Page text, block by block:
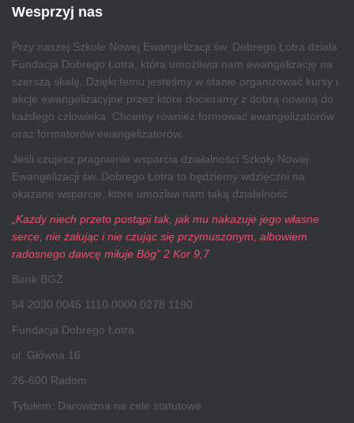
Wesprzyj nas
Przy naszej Szkole Nowej Ewangelizacji św. Dobrego Łotra działa
Fundacja Dobrego Łotra, która umożliwia nam ewangelizację na
szerszą skalę. Dzięki temu jesteśmy w stanie organizować kursy i
akcje ewangelizacyjne przez które docieramy z dobrą nowiną do
każdego człowieka. Chcemy również formować ewangelizatorów
oraz formatorów ewangelizatorów.
Jeśli czujesz pragnienie wsparcia działalności Szkoły Nowej
Ewangelizacji św. Dobrego Łotra to będziemy wdzięczni na
okazane wsparcie, które umożliwi nam taką działalność.
„Każdy niech przeto postąpi tak, jak mu nakazuje jego własne
serce, nie żałując i nie czując się przymuszonym, albowiem
radosnego dawcę miłuje Bóg” 2 Kor 9,7
Bank BGŻ
54 2030 0045 1110 0000 0278 1190
Fundacja Dobrego Łotra
ul. Główna 16
26-600 Radom
Tytułem: Darowizna na cele statutowe